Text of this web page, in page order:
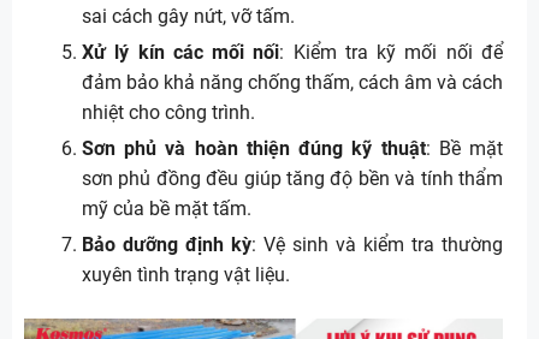
sai cách gây nứt, vỡ tấm.
Xử lý kín các mối nối: Kiểm tra kỹ mối nối để
đảm bảo khả năng chống thấm, cách âm và cách
nhiệt cho công trình.
Sơn phủ và hoàn thiện đúng kỹ thuật: Bề mặt
sơn phủ đồng đều giúp tăng độ bền và tính thẩm
mỹ của bề mặt tấm.
Bảo dưỡng định kỳ: Vệ sinh và kiểm tra thường
xuyên tình trạng vật liệu.